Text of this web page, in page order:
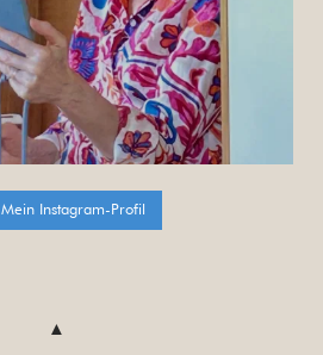
Mein Instagram-Profil